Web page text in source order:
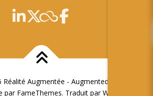
Augmentée - Augmented Reality
par FameThemes. Traduit par Wp Trads.